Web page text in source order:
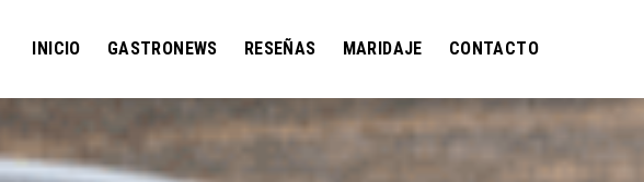
INICIO GASTRONEWS RESEÑAS MARIDAJE CONTACTO